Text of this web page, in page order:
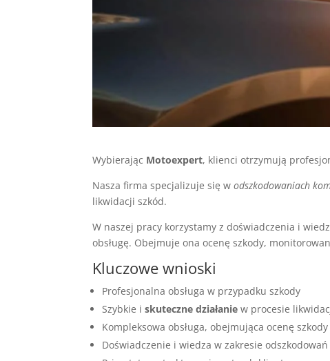
Wybierając Motoexpert, klienci otrzymują
Nasza firma specjalizuje się wodszkodowaniach
likwidacji szkód.
W naszej pracy korzystamy z doświadczenia i
obsługę. Obejmuje ona ocenę szkody,
Kluczowe wnioski
Profesjonalna obsługa w przypadku szkody
Szybkie iskuteczne działanie w procesie
Kompleksowa obsługa, obejmująca ocenę
Doświadczenie i wiedza w zakresie